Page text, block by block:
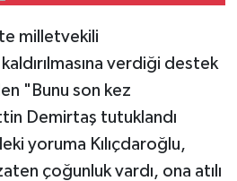
milletvekili
kaldırılmasına verdiği destek
"Bunu son kez
Demirtaş tutuklandı
yoruma Kılıçdaroğlu,
çoğunluk vardı, ona atılı